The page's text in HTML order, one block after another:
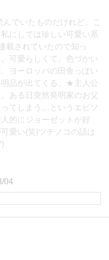
んでいたものだけれど、こ
にしては珍しい可愛い系
載されていたので知っ
可愛らしくて、色づかい
ヨーロッパの田舎っぽい
品が出てくる。★主人公
ある日突然発明家のお父
てしまう…というエピソ
的にジョーゼットが好
愛い(笑)ツチノコの話は
04